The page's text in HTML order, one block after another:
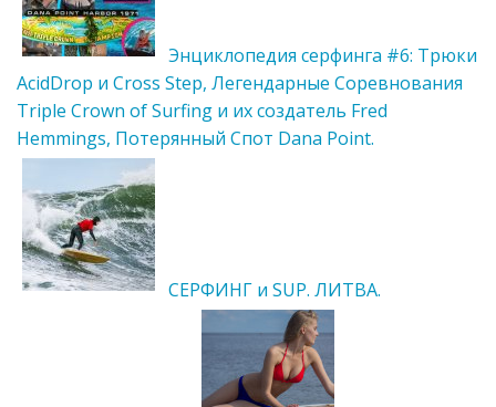
Энциклопедия серфинга #6: Трюки
AcidDrop и Cross Step, Легендарные Соревнования
Triple Crown of Surfing и их создатель Fred
Hemmings, Потерянный Cпот Dana Point.
СЕРФИНГ и SUP. ЛИТВА.